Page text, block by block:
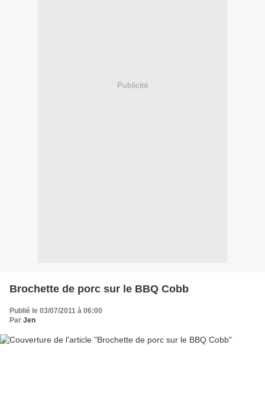
Publicité
Brochette de porc sur le BBQ Cobb
Publié le 03/07/2011 à 06:00
Par Jen